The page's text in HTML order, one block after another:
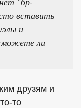
вставить
и
ли
друзям и
то